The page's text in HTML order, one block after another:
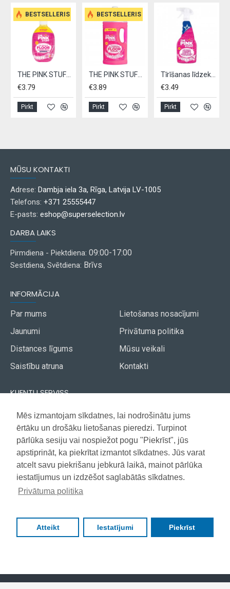
Mēs izmantojam sīkdatnes, lai nodrošinātu jums
ērtāku un drošāku lietošanas pieredzi. Turpinot
pārlūka sesiju vai nospiežot pogu "Piekrīst", jūs
apstiprināt, ka piekrītat izmantot sīkdatnes. Jūs varat
atcelt savu piekrišanu jebkurā laikā, mainot pārlūka
iestatījumus un izdzēšot saglabātās sīkdatnes.
Privātuma politika
Atteikt Iestatījumi Piekrīst
BESTSELLERIS
THE PINK STUFF Tīrīšanas līdzeklis grīdām 750ml - izspiežams
€3.79
Pirkt
BESTSELLERIS
THE PINK STUFF universāls tīrīšanas līdzeklis grīdām 1L
€3.89
Pirkt
Tīrīšanas līdzeklis paklājiem un mīkstajām mēbelēm, THE PINK STUFF,- 500ml
€3.49
Pirkt
MŪSU KONTAKTI
Adrese: Dambja iela 3a, Rīga, Latvija LV-1005
Telefons: +371 25555447
E-pasts: eshop@superselection.lv
DARBA LAIKS
Pirmdiena - Piektdiena: 09:00-17:00
Sestdiena, Svētdiena: Brīvs
INFORMĀCIJA
Par mums
Jaunumi
Distances līgums
Saistību atruna
Lietošanas nosacījumi
Privātuma politika
Mūsu veikali
Kontakti
KLIENTU SERVISS
Piegāde
Apmaksa
Garantija
Akcijas avīze
Vietnes karte
Copyright © 2021, Super Selection, Visas tiesības aizsargātas